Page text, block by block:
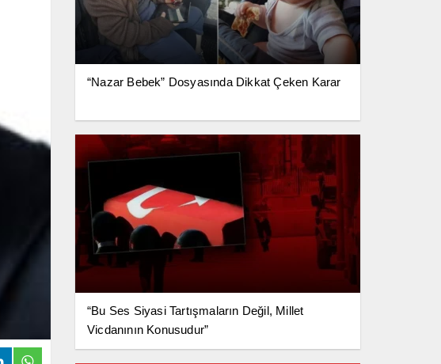
“Nazar Bebek” Dosyasında Dikkat Çeken Karar
“Bu Ses Siyasi Tartışmaların Değil, Millet
Vicdanının Konusudur”